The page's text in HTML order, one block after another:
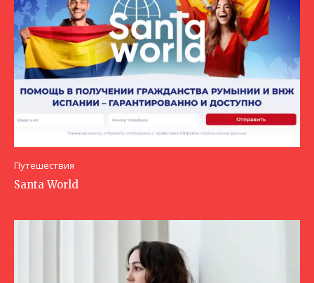
Путешествия
Santa World